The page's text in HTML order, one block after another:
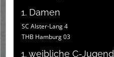
1. Damen
SC Alster-Lang 4
THB Hamburg 03
1. weibliche C-Jugend